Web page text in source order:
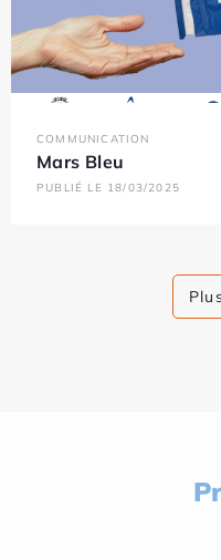
COMMUNICATION
Mars Bleu
PUBLIÉ LE 18/03/2025